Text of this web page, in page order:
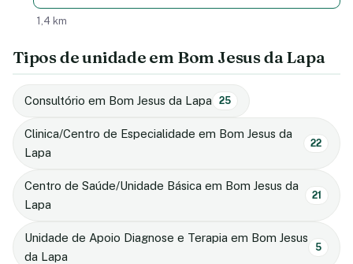
1,4 km
Tipos de unidade em Bom Jesus da Lapa
Consultório em Bom Jesus da Lapa 25
Clinica/Centro de Especialidade em Bom Jesus da
Lapa
22
Centro de Saúde/Unidade Básica em Bom Jesus da
Lapa
21
Unidade de Apoio Diagnose e Terapia em Bom Jesus
da Lapa
5